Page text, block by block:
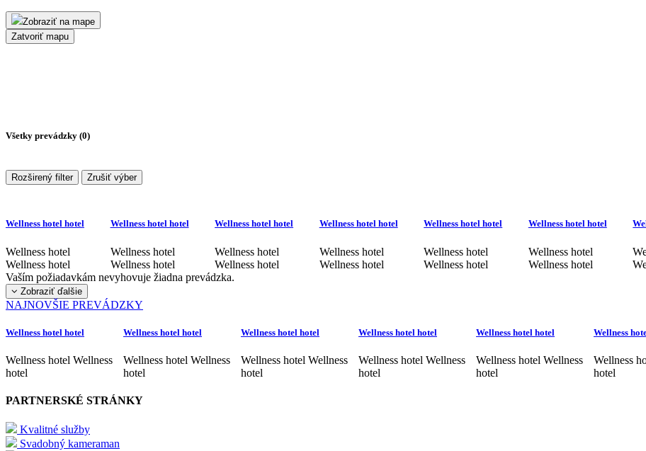
Zobraziť na mape
Zatvoriť mapu
Všetky prevádzky (0)
Rozširený filter Zrušiť výber
Wellness hotel hotel
Wellness hotel
Wellness hotel
Wellness hotel hotel
Wellness hotel
Wellness hotel
Wellness hotel hotel
Wellness hotel
Wellness hotel
Wellness hotel hotel
Wellness hotel
Wellness hotel
Wellness hotel hotel
Wellness hotel
Wellness hotel
Wellness hotel hotel
Wellness hotel
Wellness hotel
Vaším požiadavkám nevyhovuje žiadna prevádzka.
Zobraziť ďalšie
NAJNOVŠIE PREVÁDZKY
Wellness hotel hotel
Wellness hotel Wellness
hotel
Wellness hotel hotel
Wellness hotel Wellness
hotel
Wellness hotel hotel
Wellness hotel Wellness
hotel
Wellness hotel hotel
Wellness hotel Wellness
hotel
Wellness hotel hotel
Wellness hotel Wellness
hotel
Wellness
Wellness
hotel
PARTNERSKÉ STRÁNKY
Kvalitné služby
Svadobný kameraman